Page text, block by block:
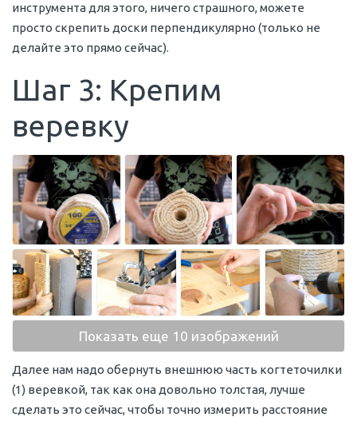
инструмента для этого, ничего страшного, можете
просто скрепить доски перпендикулярно (только не
делайте это прямо сейчас).
Шаг 3: Крепим
веревку
Показать еще 10 изображений
Далее нам надо обернуть внешнюю часть когтеточилки
(1) веревкой, так как она довольно толстая, лучше
сделать это сейчас, чтобы точно измерить расстояние